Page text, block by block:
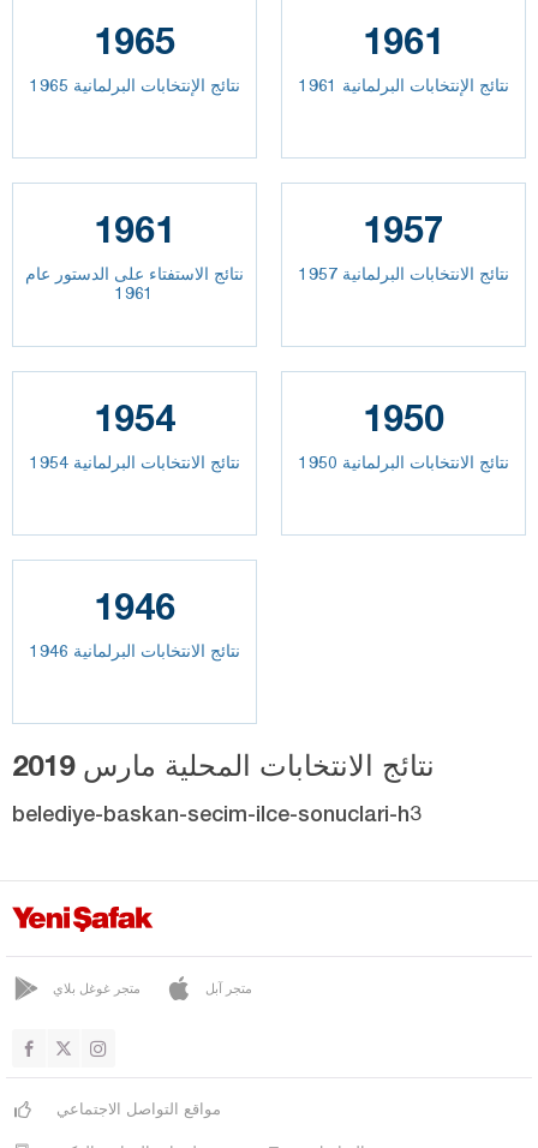
1965
نتائج الإنتخابات البرلمانية 1965
1961
نتائج الإنتخابات البرلمانية 1961
1961
نتائج الاستفتاء على الدستور عام
1961
1957
نتائج الانتخابات البرلمانية 1957
1954
نتائج الانتخابات البرلمانية 1954
1950
نتائج الانتخابات البرلمانية 1950
1946
نتائج الانتخابات البرلمانية 1946
نتائج الانتخابات المحلية مارس 2019
belediye-baskan-secim-ilce-sonuclari-h3
متجر غوغل بلاي متجر آبل
مواقع التواصل الاجتماعي